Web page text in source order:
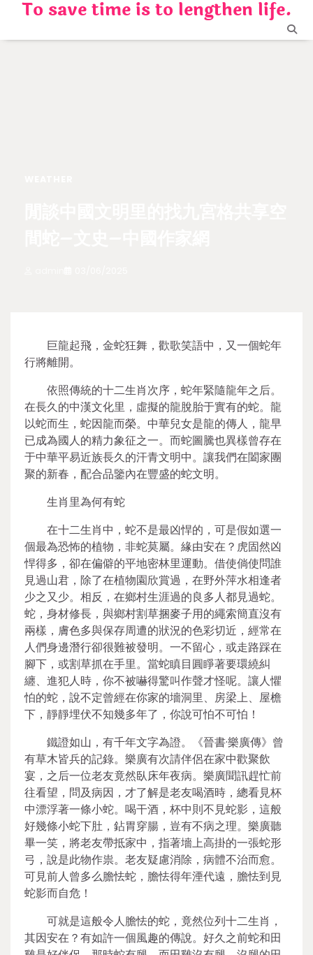
content
To save time is to lengthen life.
巨龍起飛，金蛇狂舞，歡歌笑語中，又一個蛇年
行將離開。
依照傳統的十二生肖次序，蛇年緊隨龍年之后。
在長久的中漢文化里，虛擬的龍脫胎于實有的蛇。龍
以蛇而生，蛇因龍而榮。中華兒女是龍的傳人，龍早
已成為國人的精力象征之一。而蛇圖騰也異樣曾存在
于中華平易近族長久的汗青文明中。讓我們在闔家團
聚的新春，配合品鑒內在豐盛的蛇文明。
生肖里為何有蛇
在十二生肖中，蛇不是最凶悍的，可是假如選一
個最為恐怖的植物，非蛇莫屬。緣由安在？虎固然凶
悍得多，卻在偏僻的平地密林里運動。借使倘使問誰
見過山君，除了在植物園欣賞過，在野外萍水相逢者
少之又少。相反，在鄉村生涯過的良多人都見過蛇。
蛇，身材修長，與鄉村割草捆麥子用的繩索簡直沒有
兩樣，膚色多與保存周遭的狀況的色彩切近，經常在
人們身邊潛行卻很難被發明。一不留心，或走路踩在
腳下，或割草抓在手里。當蛇瞋目圓睜著要環繞糾
纏、進犯人時，你不被嚇得驚叫作聲才怪呢。讓人懼
怕的蛇，說不定曾經在你家的墻洞里、房梁上、屋檐
下，靜靜埋伏不知幾多年了，你說可怕不可怕！
鐵證如山，有千年文字為證。《晉書·樂廣傳》曾
有草木皆兵的記錄。樂廣有次請伴侶在家中歡聚飲
宴，之后一位老友竟然臥床年夜病。樂廣聞訊趕忙前
往看望，問及病因，才了解是老友喝酒時，總看見杯
中漂浮著一條小蛇。喝干酒，杯中則不見蛇影，這般
好幾條小蛇下肚，鉆胃穿腸，豈有不病之理。樂廣聽
畢一笑，將老友帶抵家中，指著墻上高掛的一張蛇形
弓，說是此物作祟。老友疑慮消除，病體不治而愈。
可見前人曾多么膽怯蛇，膽怯得年湮代遠，膽怯到見
蛇影而自危！
可就是這般令人膽怯的蛇，竟然位列十二生肖，
其因安在？有如許一個風趣的傳說。好久之前蛇和田